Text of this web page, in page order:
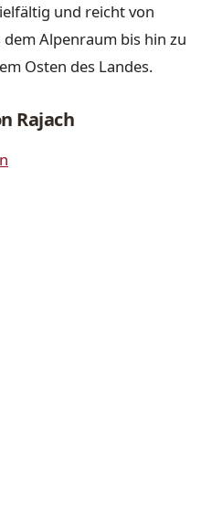
und reicht von
Alpenraum bis hin zu
Osten des Landes.
Rajach